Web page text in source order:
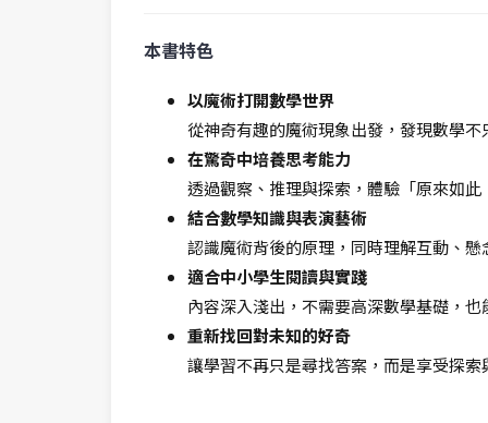
本書特色
以魔術打開數學世界
從神奇有趣的魔術現象出發，發現數學
在驚奇中培養思考能力
透過觀察、推理與探索，體驗「原來如
結合數學知識與表演藝術
認識魔術背後的原理，同時理解互動、
適合中小學生閱讀與實踐
內容深入淺出，不需要高深數學基礎，
重新找回對未知的好奇
讓學習不再只是尋找答案，而是享受探索